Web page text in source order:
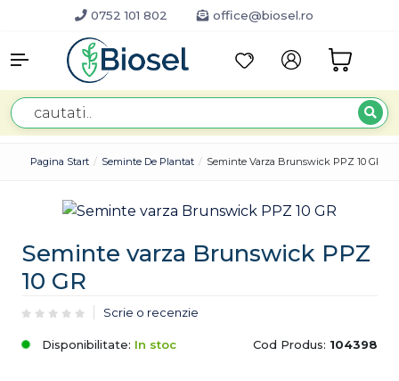
0752 101 802 office@biosel.ro
Pagina Start Seminte De Plantat Seminte Varza Brunswick PPZ 10 GR
Seminte varza Brunswick PPZ
10 GR
Scrie o recenzie
Disponibilitate: In stoc Cod Produs: 104398